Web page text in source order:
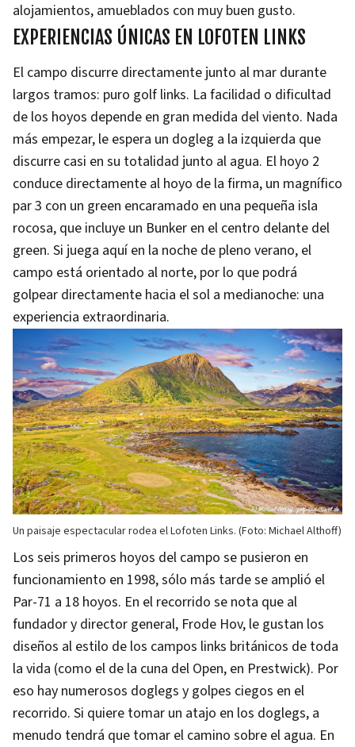
alojamientos, amueblados con muy buen gusto.
EXPERIENCIAS ÚNICAS EN LOFOTEN LINKS
El campo discurre directamente junto al mar durante
largos tramos: puro golf links. La facilidad o dificultad
de los hoyos depende en gran medida del viento. Nada
más empezar, le espera un dogleg a la izquierda que
discurre casi en su totalidad junto al agua. El hoyo 2
conduce directamente al hoyo de la firma, un magnífico
par 3 con un green encaramado en una pequeña isla
rocosa, que incluye un Bunker en el centro delante del
green. Si juega aquí en la noche de pleno verano, el
campo está orientado al norte, por lo que podrá
golpear directamente hacia el sol a medianoche: una
experiencia extraordinaria.
Un paisaje espectacular rodea el Lofoten Links. (Foto: Michael Althoff)
Los seis primeros hoyos del campo se pusieron en
funcionamiento en 1998, sólo más tarde se amplió el
Par-71 a 18 hoyos. En el recorrido se nota que al
fundador y director general, Frode Hov, le gustan los
diseños al estilo de los campos links británicos de toda
la vida (como el de la cuna del Open, en Prestwick). Por
eso hay numerosos doglegs y golpes ciegos en el
recorrido. Si quiere tomar un atajo en los doglegs, a
menudo tendrá que tomar el camino sobre el agua. En